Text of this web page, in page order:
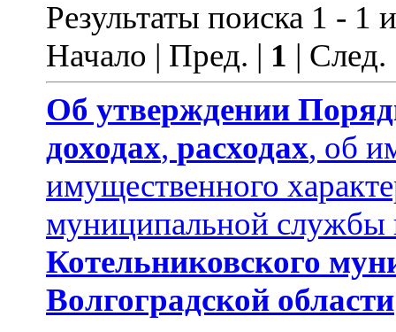
Результаты поиска 1 - 1
Начало | Пред. | 1 |
Об утверждении
доходах, расходах, об
имущественного
муниципальной службы
Котельниковского
Волгоградской области